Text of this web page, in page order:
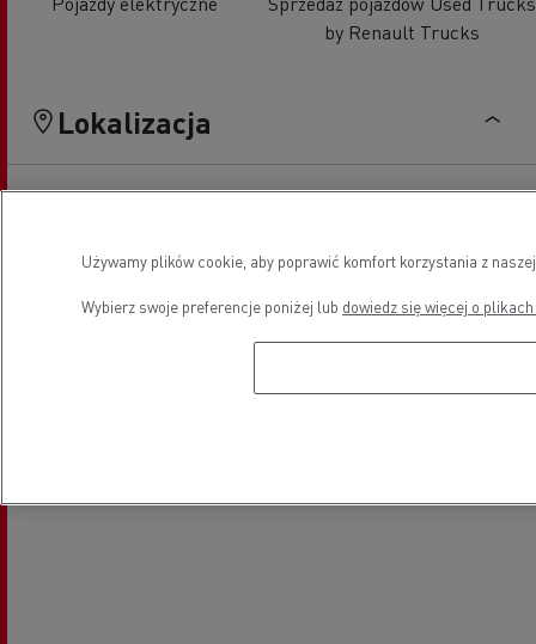
by Renault Trucks
Lokalizacja
Używamy plików cookie, aby poprawić komfort korzystania z
Wybierz swoje preferencje poniżej lub dowiedz się więcej o